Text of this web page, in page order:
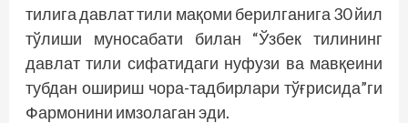
тилига давлат тили мақоми берилганига 30 йил
тўлиши муносабати билан “Ўзбек тилининг
давлат тили сифатидаги нуфузи ва мавқеини
тубдан ошириш чора-тадбирлари тўғрисида”ги
Фармонини имзолаган эди.